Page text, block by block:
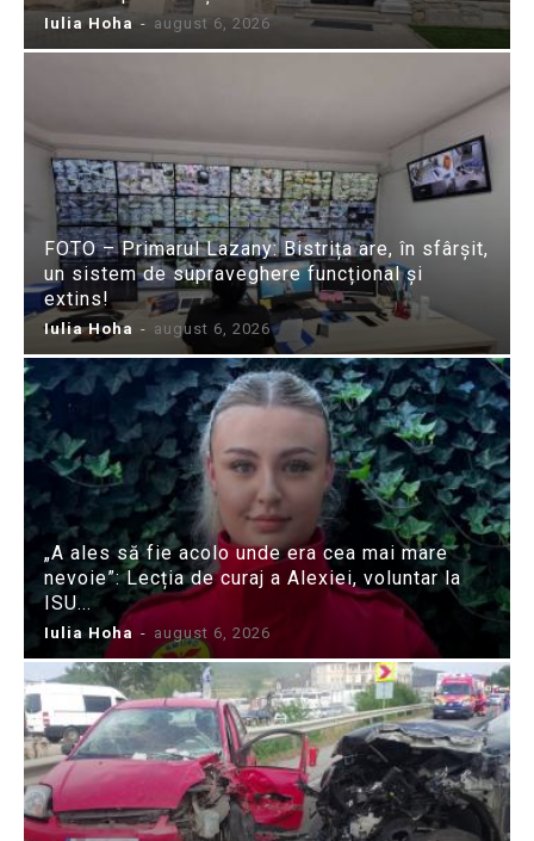
Iulia Hoha - august 6, 2026
FOTO – Primarul Lazany: Bistrița are, în sfârșit,
un sistem de supraveghere funcțional și
extins!
Iulia Hoha - august 6, 2026
„A ales să fie acolo unde era cea mai mare
nevoie”: Lecția de curaj a Alexiei, voluntar la
ISU...
Iulia Hoha - august 6, 2026